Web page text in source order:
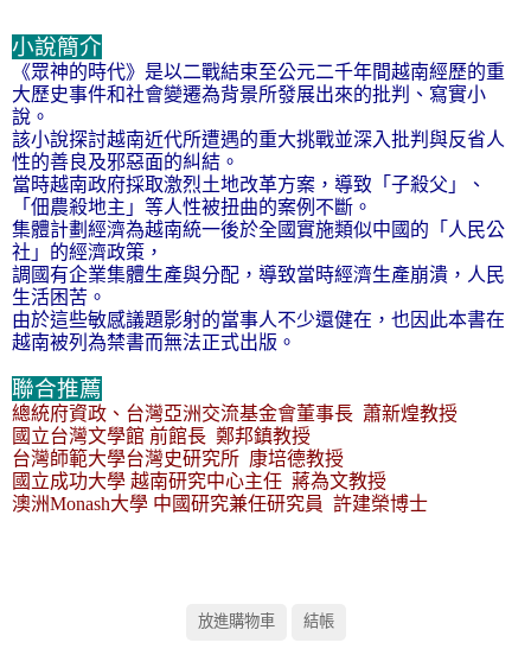
小說簡介
《眾神的時代》是以二戰結束至公元二千年間越南經歷的重
大歷史事件和社會變遷為背景所發展出來的批判、寫實小
說。
該小說探討越南近代所遭遇的重大挑戰並深入批判與反省人
性的善良及邪惡面的糾結。
當時越南政府採取激烈土地改革方案，導致「子殺父」、
「佃農殺地主」等人性被扭曲的案例不斷。
集體計劃經濟為越南統一後於全國實施類似中國的「人民公
社」的經濟政策，
調國有企業集體生產與分配，導致當時經濟生產崩潰，人民
生活困苦。
由於這些敏感議題影射的當事人不少還健在，也因此本書在
越南被列為禁書而無法正式出版。
聯合推薦
總統府資政、台灣亞洲交流基金會董事長 蕭新煌教授
國立台灣文學館 前館長 鄭邦鎮教授
台灣師範大學台灣史研究所 康培德教授
國立成功大學 越南研究中心主任 蔣為文教授
澳洲Monash大學 中國研究兼任研究員 許建榮博士